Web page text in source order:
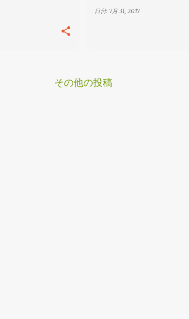
日付: 7月 31, 2017
その他の投稿